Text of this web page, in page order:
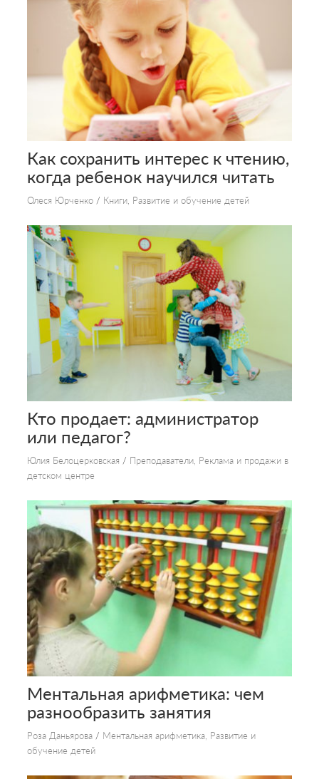
Как сохранить интерес к чтению,
когда ребенок научился читать
Олеся Юрченко/ Книги, Развитие и обучение детей
Кто продает: администратор
или педагог?
Юлия Белоцерковская / Преподаватели, Реклама и продажи в
детском центре
Ментальная арифметика: чем
разнообразить занятия
Роза Даньярова/ Ментальная арифметика, Развитие и
обучение детей